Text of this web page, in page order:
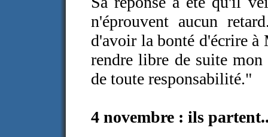
n'éprouvent aucun
d'avoir la bonté d'écrire
rendre libre de suite
de toute responsabilité."
4 novembre : ils